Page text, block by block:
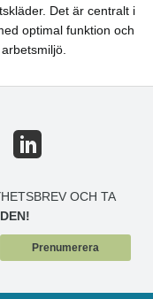
Det är centralt i
optimal funktion och
OCH TA
Prenumerera